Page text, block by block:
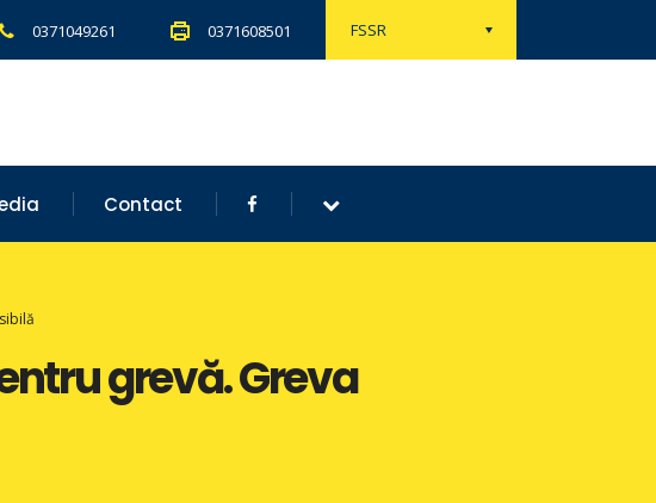
FSSR
0371049261 0371608501
Contact
grevă. Greva